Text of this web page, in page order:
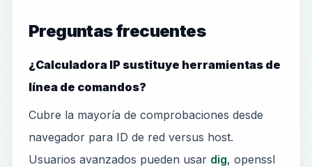
Preguntas frecuentes
¿Calculadora IP sustituye herramientas de
línea de comandos?
Cubre la mayoría de comprobaciones desde
navegador para ID de red versus host.
Usuarios avanzados pueden usar dig, openssl